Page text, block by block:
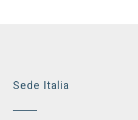
Sede Italia